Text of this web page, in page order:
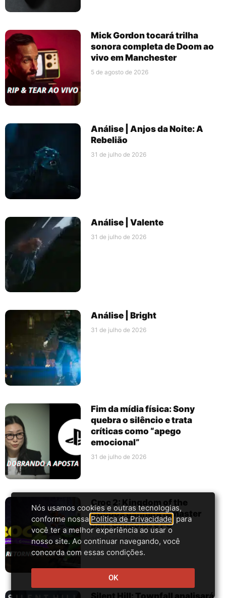
Mick Gordon tocará trilha
sonora completa de Doom ao
vivo em Manchester
5 de agosto de 2026
Análise | Anjos da Noite: A
Rebelião
31 de julho de 2026
Análise | Valente
31 de julho de 2026
Análise | Bright
31 de julho de 2026
Fim da mídia física: Sony
quebra o silêncio e trata
críticas como “apego
emocional”
31 de julho de 2026
Croc 2: Kingdom of the
Gobbos ganhará remaster
para Consoles e PC
30 de julho de 2026
Silent Hill: Townfall analisará
Nós usamos cookies e outras tecnologias,
conforme nossa Política de Privacidade , para
você ter a melhor experiência ao usar o
nosso site. Ao continuar navegando, você
concorda com essas condições.
OK